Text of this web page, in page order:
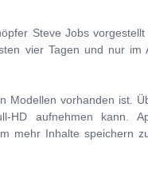
Steve Jobs
vier Tagen und nur im
Modellen vorhanden ist.
HD aufnehmen kann.
mehr Inhalte speichern